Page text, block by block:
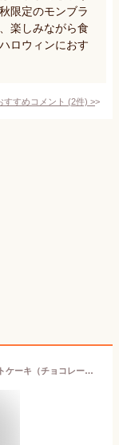
限定のモンブラ
楽しみながら食
ロウィンにおす
すすめコメント (2件) >
ギフト ゴディバ公式（GODIVA）チョコレートケーキ（チョコレート お菓子 スイーツ プレゼント 送料込）